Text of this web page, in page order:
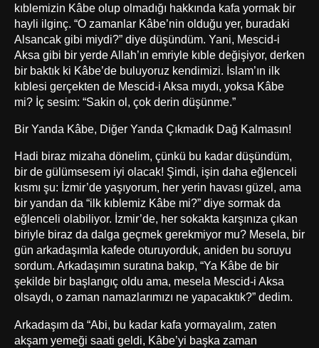
kıblemizin Kâbe olup olmadığı hakkında kafa yormak bir
hayli ilginç. “O zamanlar Kâbe’nin olduğu yer, buradaki
Alsancak gibi miydi?” diye düşündüm. Yani, Mescid-i
Aksa gibi bir yerde Allah’ın emriyle kıble değişiyor, derken
bir baktık ki Kâbe’de buluyoruz kendimizi. İslam’ın ilk
kıblesi gerçekten de Mescid-i Aksa mıydı, yoksa Kâbe
mi? İç sesim: “Sakin ol, çok derin düşünme.”
Bir Yanda Kâbe, Diğer Yanda Çıkmadık Dağ Kalmasın!
Hadi biraz mizaha dönelim, çünkü bu kadar düşündüm,
bir de gülümsesem iyi olacak! Şimdi, işin daha eğlenceli
kısmı şu: İzmir’de yaşıyorum, her yerin havası güzel, ama
bir yandan da “ilk kıblemiz Kâbe mi?” diye sormak da
eğlenceli olabiliyor. İzmir’de, her sokakta karşınıza çıkan
biriyle biraz da dalga geçmek gerekmiyor mu? Mesela, bir
gün arkadaşımla kafede oturuyorduk, aniden bu soruyu
sordum. Arkadaşımın suratına bakıp, “Ya Kâbe de bir
şekilde bir başlangıç oldu ama, mesela Mescid-i Aksa
olsaydı, o zaman namazlarımızı ne yapacaktık?” dedim.
Arkadaşım da “Abi, bu kadar kafa yormayalım, zaten
akşam yemeği saati geldi, Kâbe’yi başka zaman